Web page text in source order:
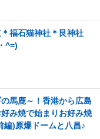
福石猫神社＊艮神社
^=)
馬鹿～！香港から広島
み焼で始まりお好み焼
編)原爆ドームと八昌♪